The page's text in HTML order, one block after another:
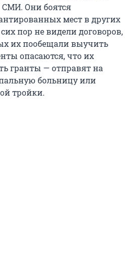
СМИ. Они боятся
мест в других
пор не видели договоров,
их пообещали выучить
опасаются, что их
гранты — отправят на
больницу или
тройки.